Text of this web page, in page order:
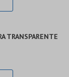
TRANSPARENTE